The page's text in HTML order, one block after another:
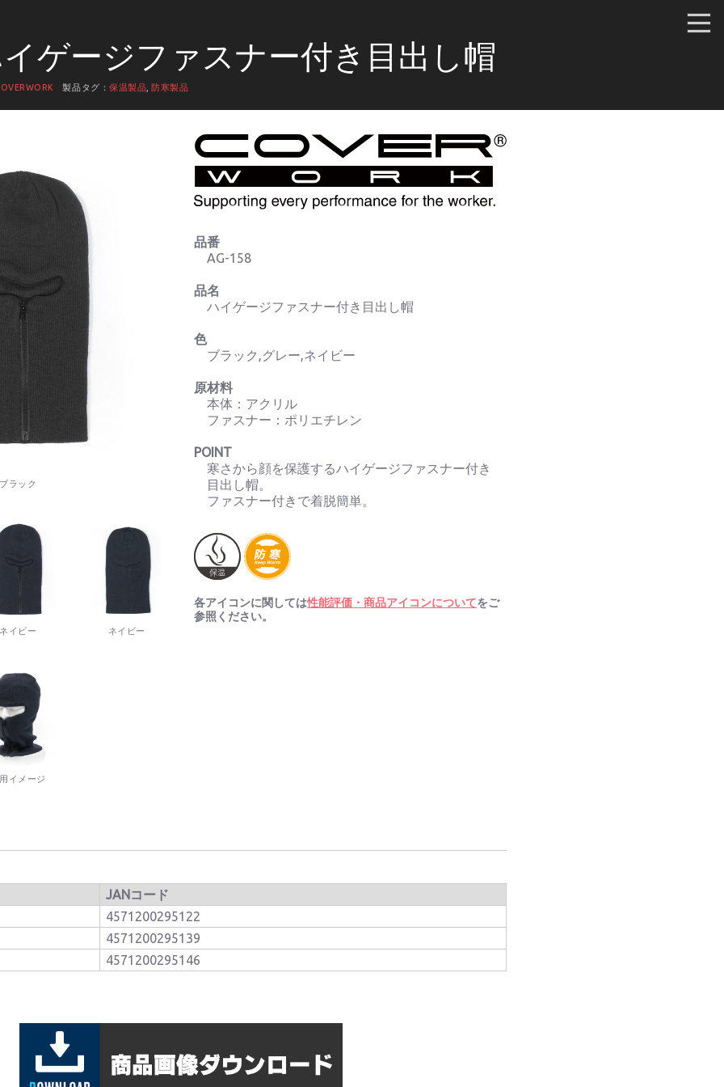
ゲージファスナー付き目出し帽
製品タグ：保温製品 ,防寒製品
ブラック
ネイビー ネイビー
イメージ
品番
AG-158
品名
ハイゲージファスナー付き目出し帽
色
ブラック,グレー,ネイビー
原材料
本体：アクリル
ファスナー：ポリエチレン
POINT
寒さから顔を保護するハイゲージファスナー付き
目出し帽。
ファスナー付きで着脱簡単。
各アイコンに関しては性能評価・商品アイコンについてをご
参照ください。
JANコード
4571200295122
4571200295139
4571200295146